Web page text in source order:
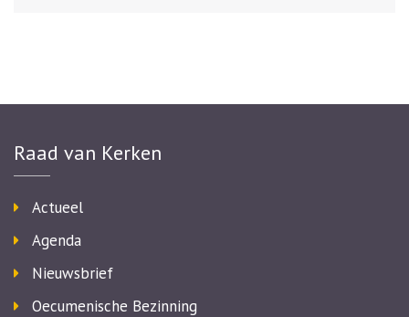
Raad van Kerken
Actueel
Agenda
Nieuwsbrief
Oecumenische Bezinning